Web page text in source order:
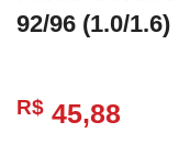
92/96 (1.0/1.6)
R$ 45,88